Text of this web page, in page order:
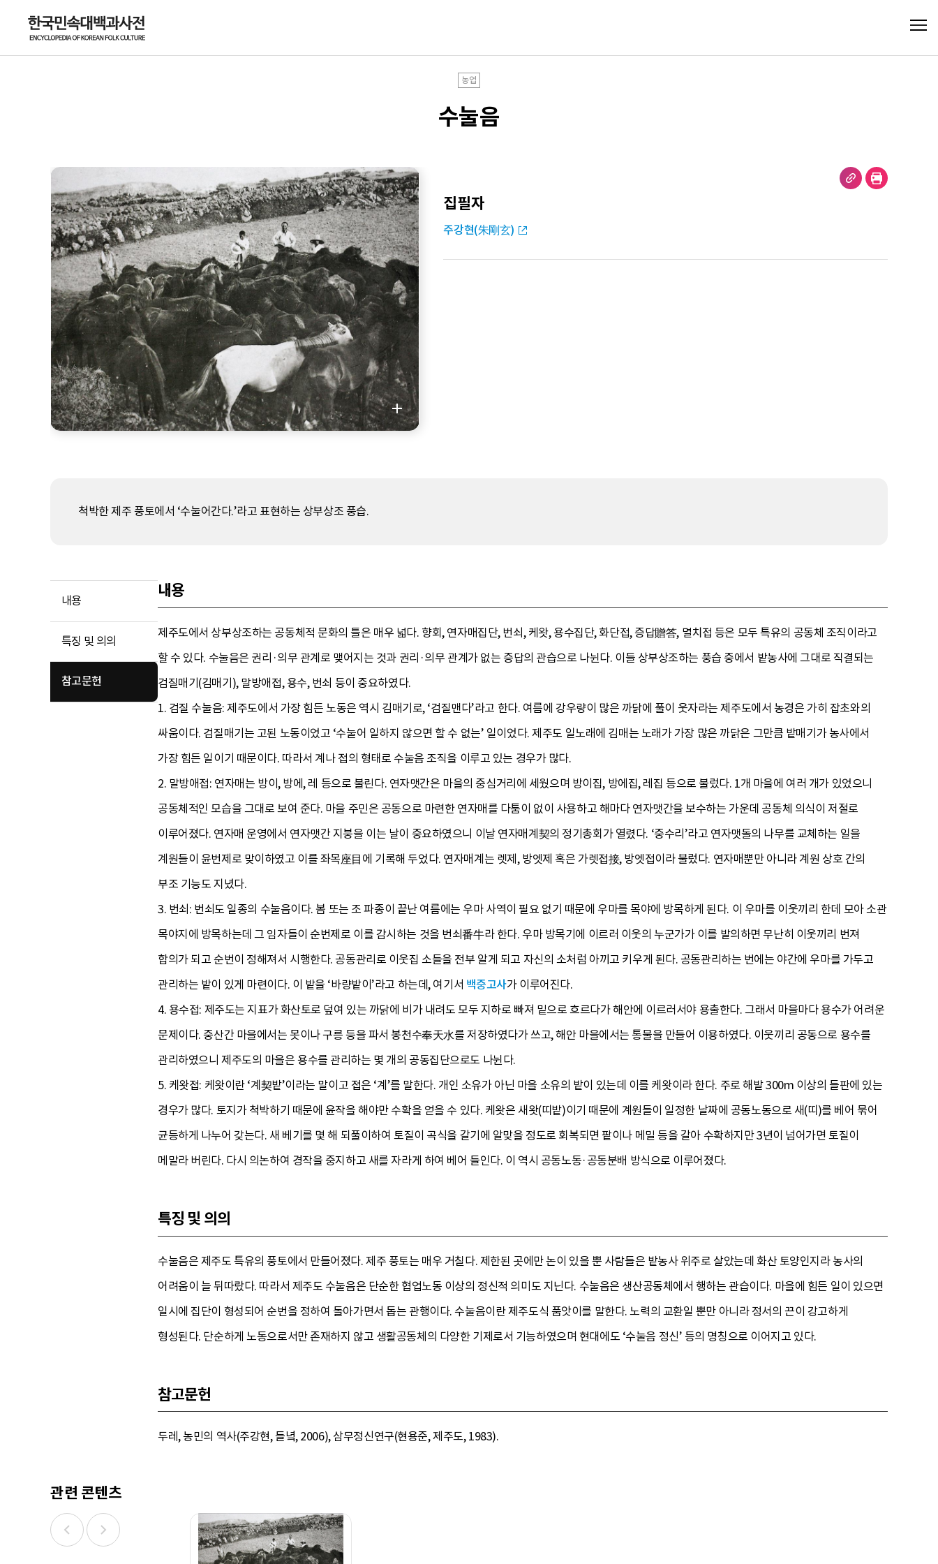
농업
수눌음
집필자
주강현(朱剛玄)
척박한 제주 풍토에서 ‘수눌어간다.’라고 표현하는 상부상조 풍습.
내용
특징 및 의의
참고문헌
내용
제주도에서 상부상조하는 공동체적 문화의 틀은 매우 넓다. 향회, 연자매집단, 번쇠, 케왓, 용수집단, 화단접, 증답贈答, 멸치접 등은 모두 특유의 공동체 조직이라고
할 수 있다. 수눌음은 권리·의무 관계로 맺어지는 것과 권리·의무 관계가 없는 증답의 관습으로 나뉜다. 이들 상부상조하는 풍습 중에서 밭농사에 그대로 직결되는
검질매기(김매기), 말방애접, 용수, 번쇠 등이 중요하였다.
1. 검질 수눌음: 제주도에서 가장 힘든 노동은 역시 김매기로, ‘검질맨다’라고 한다. 여름에 강우량이 많은 까닭에 풀이 웃자라는 제주도에서 농경은 가히 잡초와의
싸움이다. 검질매기는 고된 노동이었고 ‘수눌어 일하지 않으면 할 수 없는’ 일이었다. 제주도 일노래에 김매는 노래가 가장 많은 까닭은 그만큼 밭매기가 농사에서
가장 힘든 일이기 때문이다. 따라서 계나 접의 형태로 수눌음 조직을 이루고 있는 경우가 많다.
2. 말방애접: 연자매는 방이, 방에, 레 등으로 불린다. 연자맷간은 마을의 중심거리에 세웠으며 방이집, 방에집, 레집 등으로 불렀다. 1개 마을에 여러 개가 있었으니
공동체적인 모습을 그대로 보여 준다. 마을 주민은 공동으로 마련한 연자매를 다툼이 없이 사용하고 해마다 연자맷간을 보수하는 가운데 공동체 의식이 저절로
이루어졌다. 연자매 운영에서 연자맷간 지붕을 이는 날이 중요하였으니 이날 연자매계契의 정기총회가 열렸다. ‘중수리’라고 연자맷돌의 나무를 교체하는 일을
계원들이 윤번제로 맞이하였고 이를 좌목座目에 기록해 두었다. 연자매계는 렛제, 방엣제 혹은 가렛접接, 방엣접이라 불렀다. 연자매뿐만 아니라 계원 상호 간의
부조 기능도 지녔다.
3. 번쇠: 번쇠도 일종의 수눌음이다. 봄 또는 조 파종이 끝난 여름에는 우마 사역이 필요 없기 때문에 우마를 목야에 방목하게 된다. 이 우마를 이웃끼리 한데 모아 소관
목야지에 방목하는데 그 임자들이 순번제로 이를 감시하는 것을 번쇠番牛라 한다. 우마 방목기에 이르러 이웃의 누군가가 이를 발의하면 무난히 이웃끼리 번져
합의가 되고 순번이 정해져서 시행한다. 공동관리로 이웃집 소들을 전부 알게 되고 자신의 소처럼 아끼고 키우게 된다. 공동관리하는 번에는 야간에 우마를 가두고
관리하는 밭이 있게 마련이다. 이 밭을 ‘바량밭이’라고 하는데, 여기서 백중고사가 이루어진다.
4. 용수접: 제주도는 지표가 화산토로 덮여 있는 까닭에 비가 내려도 모두 지하로 빠져 밑으로 흐르다가 해안에 이르러서야 용출한다. 그래서 마을마다 용수가 어려운
문제이다. 중산간 마을에서는 못이나 구릉 등을 파서 봉천수奉天水를 저장하였다가 쓰고, 해안 마을에서는 통물을 만들어 이용하였다. 이웃끼리 공동으로 용수를
관리하였으니 제주도의 마을은 용수를 관리하는 몇 개의 공동집단으로도 나뉜다.
5. 케왓접: 케왓이란 ‘계契밭’이라는 말이고 접은 ‘계’를 말한다. 개인 소유가 아닌 마을 소유의 밭이 있는데 이를 케왓이라 한다. 주로 해발 300m 이상의 들판에 있는
경우가 많다. 토지가 척박하기 때문에 윤작을 해야만 수확을 얻을 수 있다. 케왓은 새왓(띠밭)이기 때문에 계원들이 일정한 날짜에 공동노동으로 새(띠)를 베어 묶어
균등하게 나누어 갖는다. 새 베기를 몇 해 되풀이하여 토질이 곡식을 갈기에 알맞을 정도로 회복되면 팥이나 메밀 등을 갈아 수확하지만 3년이 넘어가면 토질이
메말라 버린다. 다시 의논하여 경작을 중지하고 새를 자라게 하여 베어 들인다. 이 역시 공동노동·공동분배 방식으로 이루어졌다.
특징 및 의의
수눌음은 제주도 특유의 풍토에서 만들어졌다. 제주 풍토는 매우 거칠다. 제한된 곳에만 논이 있을 뿐 사람들은 밭농사 위주로 살았는데 화산 토양인지라 농사의
어려움이 늘 뒤따랐다. 따라서 제주도 수눌음은 단순한 협업노동 이상의 정신적 의미도 지닌다. 수눌음은 생산공동체에서 행하는 관습이다. 마을에 힘든 일이 있으면
일시에 집단이 형성되어 순번을 정하여 돌아가면서 돕는 관행이다. 수눌음이란 제주도식 품앗이를 말한다. 노력의 교환일 뿐만 아니라 정서의 끈이 강고하게
형성된다. 단순하게 노동으로서만 존재하지 않고 생활공동체의 다양한 기제로서 기능하였으며 현대에도 ‘수눌음 정신’ 등의 명칭으로 이어지고 있다.
참고문헌
두레, 농민의 역사(주강현, 들녘, 2006), 삼무정신연구(현용준, 제주도, 1983).
관련 콘텐츠